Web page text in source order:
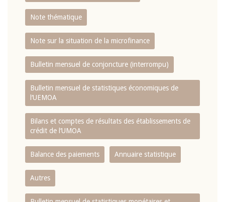
Note thématique
Note sur la situation de la microfinance
Bulletin mensuel de conjoncture (interrompu)
Bulletin mensuel de statistiques économiques de
l‘UEMOA
Bilans et comptes de résultats des établissements de
crédit de l‘UMOA
Balance des paiements Annuaire statistique
Autres